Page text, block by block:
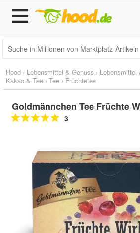
Hood › Lebensmittel & Genuss › Lebensmittel
Kakao & Tee › Tee › Früchtetee
Goldmännchen Tee Früchte
3